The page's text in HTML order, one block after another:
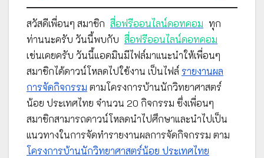
สวัสดีเพื่อนๆ สมาชิก สื่อฟรีออนไลน์ดอทคอม ทุก
ท่านนะครับ วันนี้พบกับ สื่อฟรีออนไลน์ดอทคอม
เช่นเคยครับ วันนี้แอดมินมีไฟล์มาแนะนำให้เพื่อนๆ
สมาชิกได้ดาวน์โหลดไปใช้งาน เป็นไฟล์ รายงานผล
การจัดกิจกรรม ตามโครงการบ้านนักวิทยาศาสตร์
น้อย ประเทศไทย จำนวน 20 กิจกรรม ซึ่งเพื่อนๆ
สมาชิกสามารถดาวน์โหลดนำไปศึกษาและนำไปเป็น
แนวทางในการจัดทำรายงานผลการจัดกิจกรรม ตาม
โครงการบ้านนักวิทยาศาสตร์น้อย ประเทศไทย